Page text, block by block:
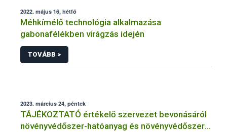
2022. május 16, hétfő
Méhkímélő technológia alkalmazása
gabonafélékben virágzás idején
TOVÁBB >
2023. március 24, péntek
TÁJÉKOZTATÓ értékelő szervezet bevonásáról
növényvédőszer-hatóanyag és növényvédőszer